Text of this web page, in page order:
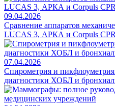
09.04.2026
Сравнение аппаратов
LUCAS 3, АРКА и Corpuls CPR
07.04.2026
Спирометрия и
диагностики ХОБЛ и